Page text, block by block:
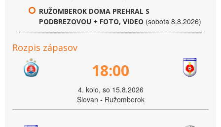
RUŽOMBEROK DOMA PREHRAL S
PODBREZOVOU + FOTO, VIDEO (sobota 8.8.2026)
Rozpis zápasov
18:00
4. kolo, so 15.8.2026
Slovan - Ružomberok